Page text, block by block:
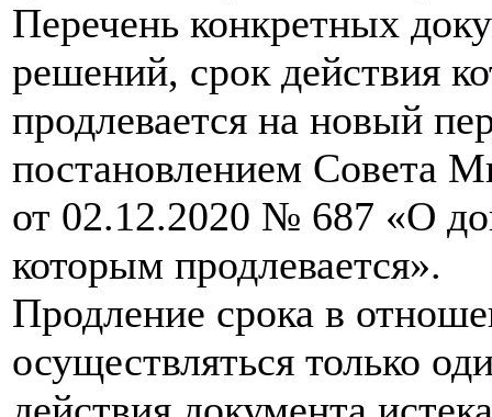
Перечень конкретных
решений, срок действия
продлевается на новый
постановлением Совета
от 02.12.2020 № 687 «О
которым продлевается».
Продление срока в
осуществляться только